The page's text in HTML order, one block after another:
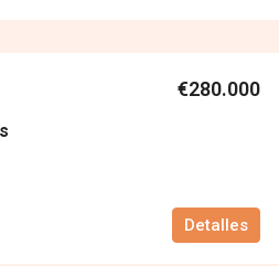
€280.000
Detalles